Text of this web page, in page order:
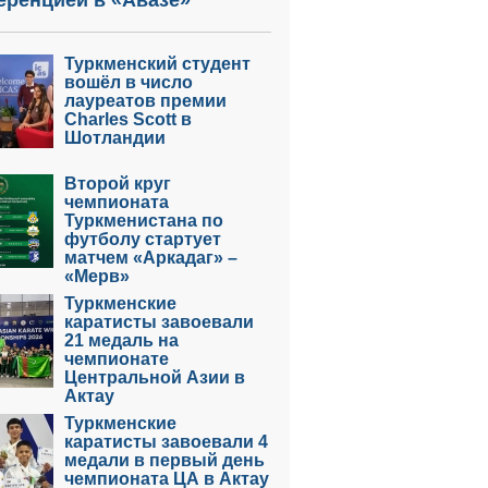
Туркменский студент
вошёл в число
лауреатов премии
Charles Scott в
Шотландии
Второй круг
чемпионата
Туркменистана по
футболу стартует
матчем «Аркадаг» –
«Мерв»
Туркменские
каратисты завоевали
21 медаль на
чемпионате
Центральной Азии в
Актау
Туркменские
каратисты завоевали 4
медали в первый день
чемпионата ЦА в Актау